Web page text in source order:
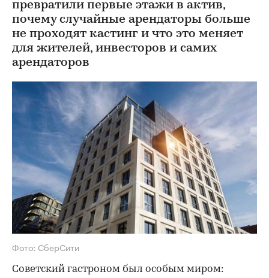
превратили первые этажи в актив,
почему случайные арендаторы больше
не проходят кастинг и что это меняет
для жителей, инвесторов и самих
арендаторов
Фото: СберСити
Советский гастроном был особым миром: